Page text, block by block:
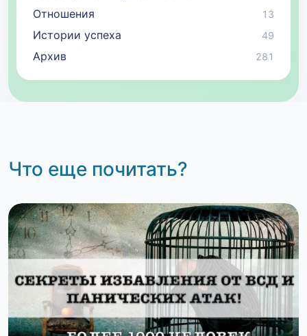
Отношения 13
Истории успеха 49
Архив 281
Что еще почитать?